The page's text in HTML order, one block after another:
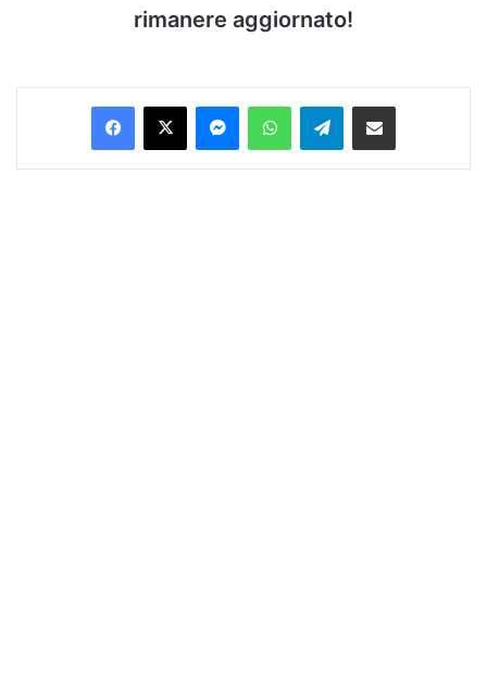
rimanere aggiornato!
Facebook
X MessengerWhatsAppTelegramCondividi via Email